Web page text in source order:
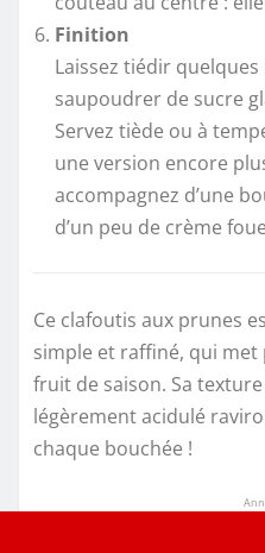
Finition
Laissez tiédir
saupoudrer de sucre
Servez tiède ou à
une version encore
accompagnez d’une
d’un peu de crème
Ce clafoutis aux prunes
simple et raffiné, qui
fruit de saison. Sa
légèrement acidulé
chaque bouchée !